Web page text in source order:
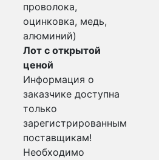
проволока,
оцинковка, медь,
алюминий)
Лот с открытой
ценой
Информация о
заказчике доступна
только
зарегистрированным
поставщикам!
Необходимо